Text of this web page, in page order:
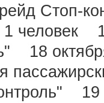
Стоп-
человек
18
19